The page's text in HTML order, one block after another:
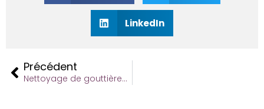
LinkedIn
Précédent
Nettoyage de gouttières : Pourquoi et comment l’entretenir efficacement ?